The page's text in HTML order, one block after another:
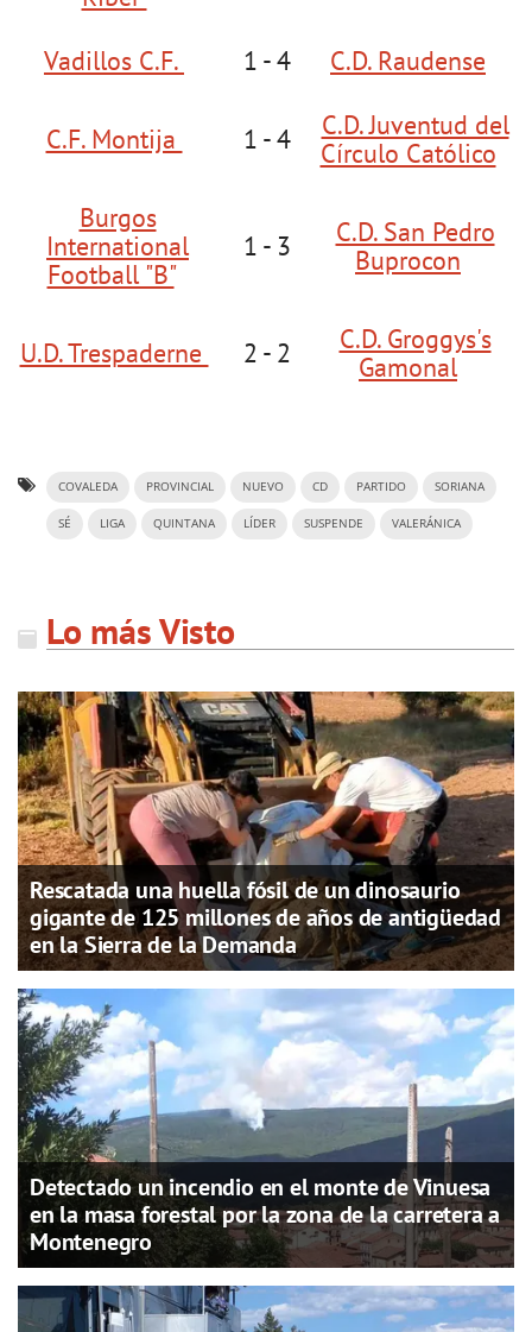
Vadillos C.F. 1 - 4 C.D. Raudense
C.F. Montija 1 - 4
C.D. Juventud del
Círculo Católico
Burgos
International
Football "B"
1 - 3
C.D. San Pedro
Buprocon
U.D. Trespaderne 2 - 2
C.D. Groggys's
Gamonal
COVALEDA PROVINCIAL NUEVO CD PARTIDO SORIANA
SÉ LIGA QUINTANA LÍDER SUSPENDE VALERÁNICA
Lo más Visto
Rescatada una huella fósil de un dinosaurio
gigante de 125 millones de años de antigüedad
en la Sierra de la Demanda
Detectado un incendio en el monte de Vinuesa
en la masa forestal por la zona de la carretera a
Montenegro